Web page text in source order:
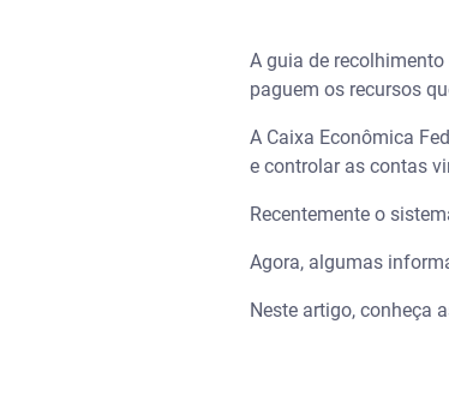
O que é a nova
Como funciona a
Quais as
A guia de
paguem os recursos
A Caixa Econômica
e controlar as contas
Recentemente o
Agora, algumas
Neste artigo, conheça